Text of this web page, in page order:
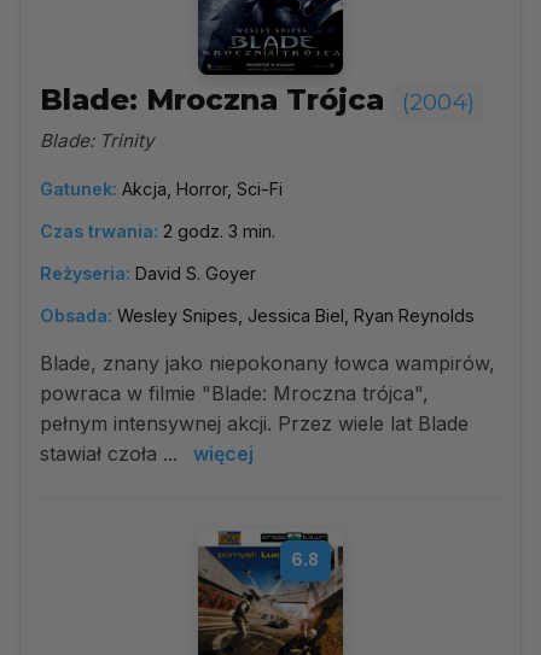
Blade: Mroczna Trójca (2004)
Blade: Trinity
Gatunek: Akcja, Horror, Sci-Fi
Czas trwania: 2 godz. 3 min.
Reżyseria: David S. Goyer
Obsada: Wesley Snipes, Jessica Biel, Ryan Reynolds
Blade, znany jako niepokonany łowca wampirów,
powraca w filmie "Blade: Mroczna trójca",
pełnym intensywnej akcji. Przez wiele lat Blade
stawiał czoła ...
więcej
6.8